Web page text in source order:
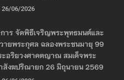
26/06/2026
าร จัดพิธีเจริญพระพุทธมนต์และ
ยพระกุศล ฉลองพระชนมายุ 99
ะอริยวงศาคตญาณ สมเด็จพระ
สังฆปริณายก 26 มิถุนายน 2569